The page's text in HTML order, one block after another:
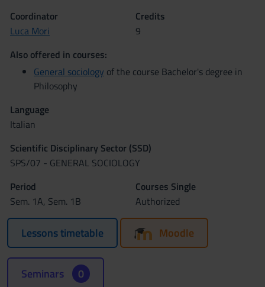
Coordinator
Luca Mori
Credits
9
Also offered in courses:
General sociology of the course Bachelor's degree in
Philosophy
Language
Italian
Scientific Disciplinary Sector (SSD)
SPS/07 - GENERAL SOCIOLOGY
Period
Sem. 1A, Sem. 1B
Courses Single
Authorized
Lessons timetable Moodle
Seminars 0